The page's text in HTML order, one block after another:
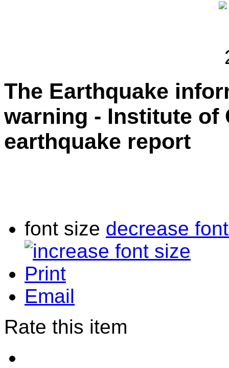
The Earthquake
warning - Institute of
earthquake report
font size decrease
Print
Email
Rate this item